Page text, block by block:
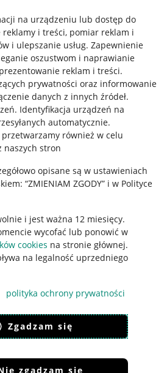
na urządzeniu lub dostęp do
reklamy i treści, pomiar reklam i
i ulepszanie usług. Zapewnienie
oszustwom i naprawianie
reklam i treści.
prywatności oraz informowanie
danych z innych źródeł.
. Identyfikacja urządzeń na
automatycznie.
również w celu
naszych stron
opisane są w ustawieniach
“ZMIENIAM ZGODY” i w Polityce
i jest ważna 12 miesięcy.
wycofać lub ponowić w
cookies na stronie głównej.
na legalność uprzedniego
polityka ochrony prywatności
Zgadzam się
zgadzam się
Cyfrowych